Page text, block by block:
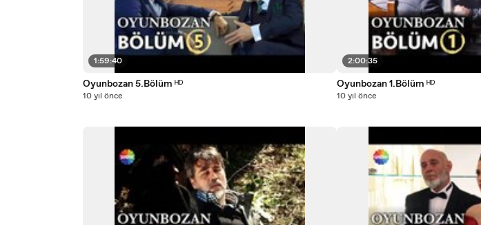
1:59:40
Oyunbozan 5.Bölüm ᴴᴰ
10 yıl önce
2:00:35
Oyunbozan 1.Bölüm ᴴᴰ
10 yıl önce